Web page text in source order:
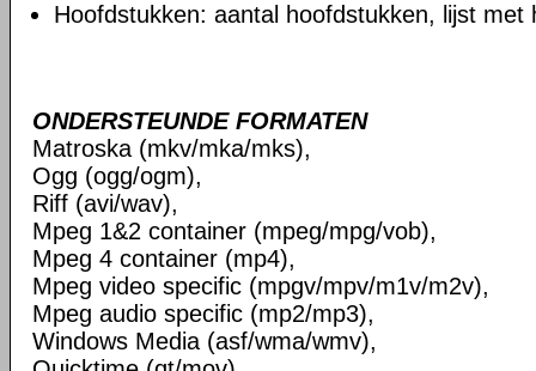
Hoofdstukken: aantal hoofdstukken, lijst met
ONDERSTEUNDE FORMATEN
Matroska (mkv/mka/mks),
Ogg (ogg/ogm),
Riff (avi/wav),
Mpeg 1&2 container (mpeg/mpg/vob),
Mpeg 4 container (mp4),
Mpeg video specific (mpgv/mpv/m1v/m2v),
Mpeg audio specific (mp2/mp3),
Windows Media (asf/wma/wmv),